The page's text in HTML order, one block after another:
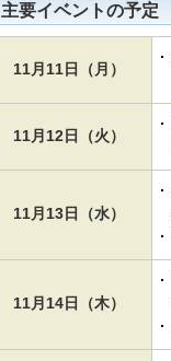
主要イベントの予定
11月11日（月）
11月12日（火）
11月13日（水）
11月14日（木）